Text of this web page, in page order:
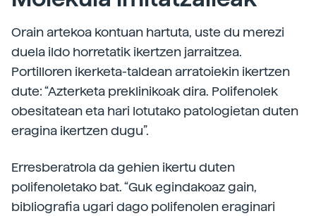
Orain artekoa kontuan hartuta, uste du merezi
duela ildo horretatik ikertzen jarraitzea.
Portilloren ikerketa-taldean arratoiekin ikertzen
dute: “Azterketa preklinikoak dira. Polifenolek
obesitatean eta hari lotutako patologietan duten
eragina ikertzen dugu”.
Erresberatrola da gehien ikertu duten
polifenoletako bat. “Guk egindakoaz gain,
bibliografia ugari dago polifenolen eraginari